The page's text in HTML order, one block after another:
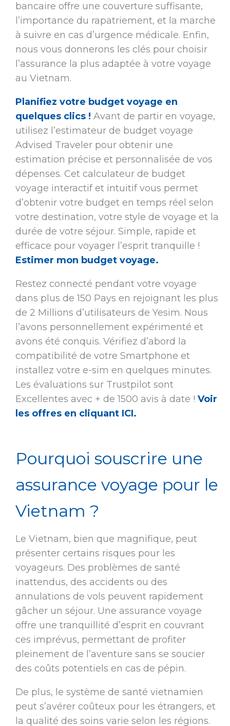
bancaire offre une couverture suffisante,
l’importance du rapatriement, et la marche
à suivre en cas d’urgence médicale. Enfin,
nous vous donnerons les clés pour choisir
l’assurance la plus adaptée à votre voyage
au Vietnam.
Planifiez votre budget voyage en
quelques clics ! Avant de partir en voyage,
utilisez l’estimateur de budget voyage
Advised Traveler pour obtenir une
estimation précise et personnalisée de vos
dépenses. Cet calculateur de budget
voyage interactif et intuitif vous permet
d’obtenir votre budget en temps réel selon
votre destination, votre style de voyage et la
durée de votre séjour. Simple, rapide et
efficace pour voyager l’esprit tranquille !
Estimer mon budget voyage.
Restez connecté pendant votre voyage
dans plus de 150 Pays en rejoignant les plus
de 2 Millions d’utilisateurs de Yesim. Nous
l’avons personnellement expérimenté et
avons été conquis. Vérifiez d’abord la
compatibilité de votre Smartphone et
installez votre e-sim en quelques minutes.
Les évaluations sur Trustpilot sont
Excellentes avec + de 1500 avis à date ! Voir
les offres en cliquant ICI.
Pourquoi souscrire une
assurance voyage pour le
Vietnam ?
Le Vietnam, bien que magnifique, peut
présenter certains risques pour les
voyageurs. Des problèmes de santé
inattendus, des accidents ou des
annulations de vols peuvent rapidement
gâcher un séjour. Une assurance voyage
offre une tranquillité d’esprit en couvrant
ces imprévus, permettant de profiter
pleinement de l’aventure sans se soucier
des coûts potentiels en cas de pépin.
De plus, le système de santé vietnamien
peut s’avérer coûteux pour les étrangers, et
la qualité des soins varie selon les régions.